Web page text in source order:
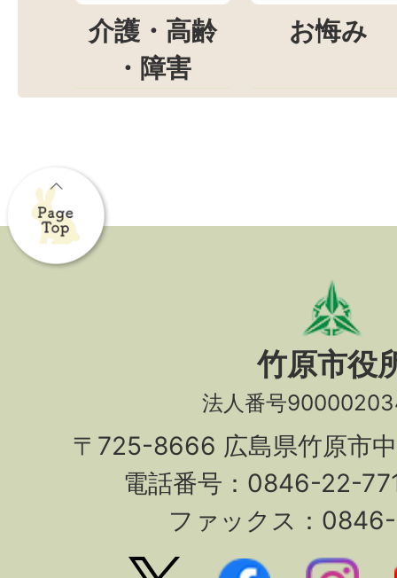
介護・高齢
・障害
お悔み
竹原市役
法人番号
〒725-8666 広島県竹原市
電話番号：0846-22-
ファックス：